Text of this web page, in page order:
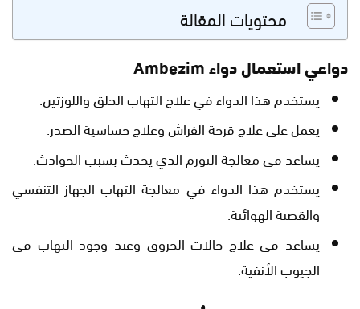
محتويات المقالة
دواعي استعمال دواء Ambezim
يستخدم هذا الدواء في علاج التهاب الحلق واللوزتين.
يعمل على علاج قرحة الفراش وعلاج حساسية الصدر.
يساعد في معالجة التورم الذي يحدث بسبب الحوادث.
يستخدم هذا الدواء في معالجة التهاب الجهاز التنفسي
والقصبة الهوائية.
يساعد في علاج حالات الحروق وعند وجود التهاب في
الجيوب الأنفية.